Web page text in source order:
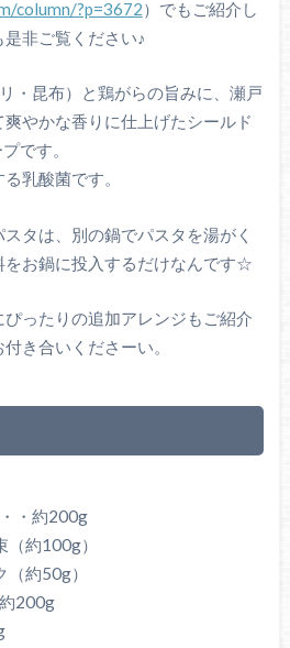
column/?p=3672）でもご紹介し
非ご覧ください♪
・昆布）と鶏がらの旨みに、瀬戸
やかな香りに仕上げたシールド
です。
乳酸菌です。
タは、別の鍋でパスタを湯がく
をお鍋に投入するだけなんです☆
ったりの追加アレンジもご紹介
き合いくださーい。
・約200g
約100g）
約50g）
200g